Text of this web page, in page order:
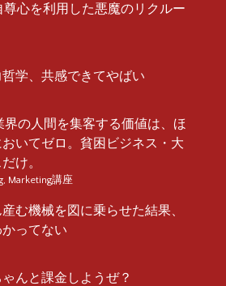
心を利用した悪魔のリクルー
学、共感できてやばい
の人間を集客する価値は、ほ
いてゼロ。貧困ビジネス・大
け。
Marketing講座
む機械を図に乗らせた結果、
ってない
んと課金しようぜ？